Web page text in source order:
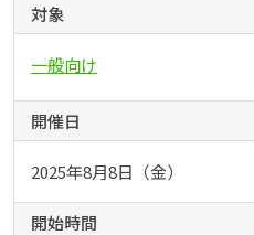
対象
一般向け
開催日
2025年8月8日（金）
開始時間